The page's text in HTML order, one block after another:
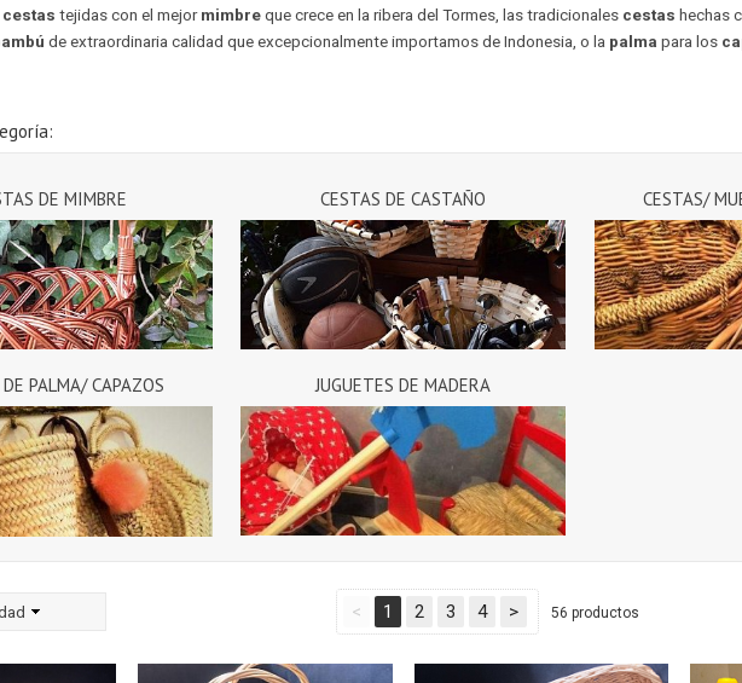
cestas tejidas con el mejormimbreque crece en la ribera del Tormes, las tradicionales cestas hechas
de extraordinaria calidad que excepcionalmente importamos de Indonesia, o la palma para los
DE MIMBRE CESTAS DE CASTAÑO CESTAS/
PALMA/ CAPAZOS JUGUETES DE MADERA
< 1 2 3 4 > 56 productos